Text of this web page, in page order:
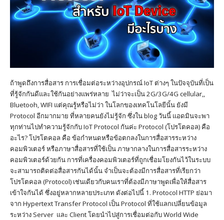
ถ้าพูดถึงการสื่อสาร การเชื่อมต่อระหว่างอุปกรณ์ IoT ต่างๆ ในปัจจุบันที่เป็น
ที่รู้จักกันดีและใช้กันอย่างแพร่หลาย ไม่ว่าจะเป็น 2G/3G/4G cellular,,
Bluetooh, WIFI แต่คุณรู้หรือไม่ว่า ในโลกของเทคโนโลยีนั้น ยังมี
Protocol อีกมากมาย ที่หลายคนยังไม่รู้จัก ซึ่งใน blog วันนี้ แอดมินจะพา
ทุกท่านไปทำความรู้จักกับ IoT Protocol กันค่ะ Protocol (โปรโตคอล) คือ
อะไร? โปรโตคอล คือ ข้อกำหนดหรือข้อตกลงในการสื่อสารระหว่าง
คอมพิวเตอร์ หรือภาษาสื่อสารที่ใช้เป็น ภาษากลางในการสื่อสารระหว่าง
คอมพิวเตอร์ด้วยกัน การที่เครื่องคอมพิวเตอร์ที่ถูกเชื่อมโยงกันไว้ในระบบ
จะสามารถติดต่อสื่อสารกันได้นั้น จำเป็นจะต้องมีการสื่อสารที่เรียกว่า
โปรโตคอล (Protocol) เช่นเดียวกับคนเราที่ต้องมีภาษาพูดเพื่อให้สื่อสาร
เข้าใจกันได้ ซึ่งอยู่หลากหลายประเภท ดังต่อไปนี้ 1. Protocol HTTP ย่อมา
จาก Hypertext Transfer Protocol เป็น Protocol ที่ใช้แลกเปลี่ยนข้อมูล
ระหว่าง Server และ Client โดยนำไปสู่การเชื่อมต่อกับ World Wide